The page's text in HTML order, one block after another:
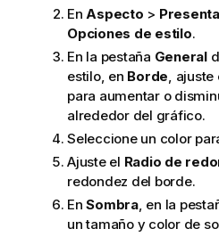
En Aspecto >
Opciones de estilo.
En la pestaña General
estilo, en Borde ,
para aumentar o
alrededor del gráfico.
Seleccione un color
Ajuste el Radio de
redondez del borde.
EnSombra, en la
un tamaño y color de